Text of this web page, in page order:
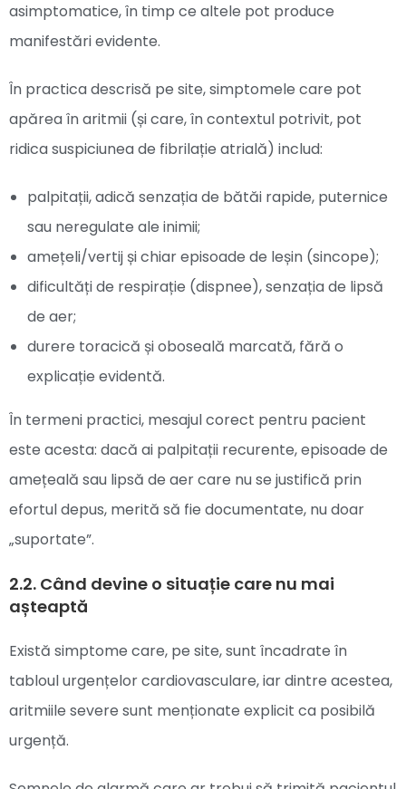
asimptomatice, în timp ce altele pot produce
manifestări evidente.
În practica descrisă pe site, simptomele care pot
apărea în aritmii (și care, în contextul potrivit, pot
ridica suspiciunea de fibrilație atrială) includ:
palpitații, adică senzația de bătăi rapide, puternice
sau neregulate ale inimii;
amețeli/vertij și chiar episoade de leșin (sincope);
dificultăți de respirație (dispnee), senzația de lipsă
de aer;
durere toracică și oboseală marcată, fără o
explicație evidentă.
În termeni practici, mesajul corect pentru pacient
este acesta: dacă ai palpitații recurente, episoade de
amețeală sau lipsă de aer care nu se justifică prin
efortul depus, merită să fie documentate, nu doar
„suportate”.
2.2. Când devine o situație care nu mai
așteaptă
Există simptome care, pe site, sunt încadrate în
tabloul urgențelor cardiovasculare, iar dintre acestea,
aritmiile severe sunt menționate explicit ca posibilă
urgență.